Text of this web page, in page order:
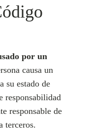
por un
causa un
su estado de
responsabilidad
responsable de
terceros.